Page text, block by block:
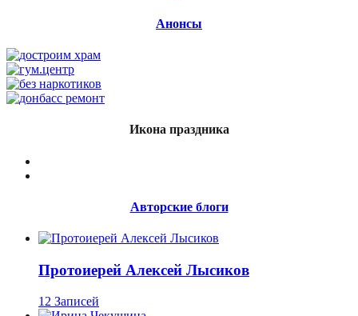
Анонсы
Икона праздника
Авторские блоги
Протоиерей Алексей Лысиков
12 Записей